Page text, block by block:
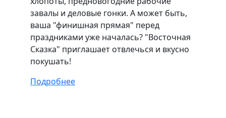
завалы и деловые гонки. А может быть,
ваша "финишная прямая" перед
праздниками уже началась? "Восточная
Сказка" приглашает отвлечься и вкусно
покушать!
Подробнее